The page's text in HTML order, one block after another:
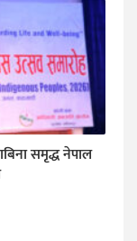
समृद्ध नेपाल